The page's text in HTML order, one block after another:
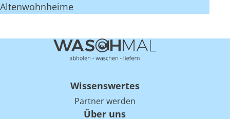
Altenwohnheime
Wissenswertes
Partner werden
Über uns